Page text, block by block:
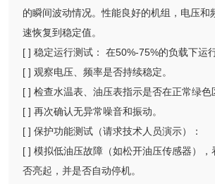
的瞬间波动情况。性能良好的机组，电压和
速恢复到稳定值。
[ ] 稳定运行测试： 在50%-75%的负载下运
[ ] 观察电压、频率是否持续稳定。
[ ] 检查水温表、油压表指示是否在正常绿色
[ ] 再次确认无异常噪音和振动。
[ ] 保护功能测试（请求技术人员演示）：
[ ] 模拟低油压故障（如松开油压传感器），
否亮起，并是否自动停机。